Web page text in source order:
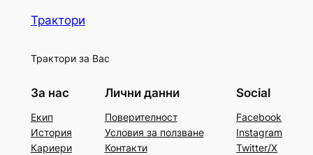
Трактори
Трактори за Вас
За нас
Екип
История
Кариери
Лични данни
Поверителност
Условия за ползване
Контакти
Social
Facebook
Instagram
Twitter/X